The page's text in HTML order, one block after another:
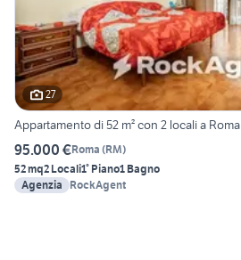
27
Appartamento di 52 m² con 2 locali a Roma
95.000 €Roma (RM)
52 mq2 Locali1° Piano1 Bagno
Agenzia
RockAgent